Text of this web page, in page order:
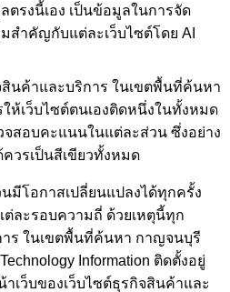
ตรงนี้เอง เป็นข้อมูลในการจัด
ำคัญกับแต่ละเว็บไซต์โดย AI
สินค้าและบริการ ในเขตพื้นที่ค้นหา
ห้เว็บไซต์ตนเองติดหนึ่งในทั้งหมด
สอบคะแนนในแต่ละส่วน ซึ่งอย่าง
วรเป็นสีเขียวทั้งหมด
มีโอกาสเปลี่ยนแปลงได้ทุกครั้ง
ต่ละรอบความถี่ ด้วยเหตุนี้ทุก
าร ในเขตพื้นที่ค้นหา กาญจนบุรี
Information ติดตั้งอยู่
เว็บของเว็บไซต์ธุรกิจสินค้าและ